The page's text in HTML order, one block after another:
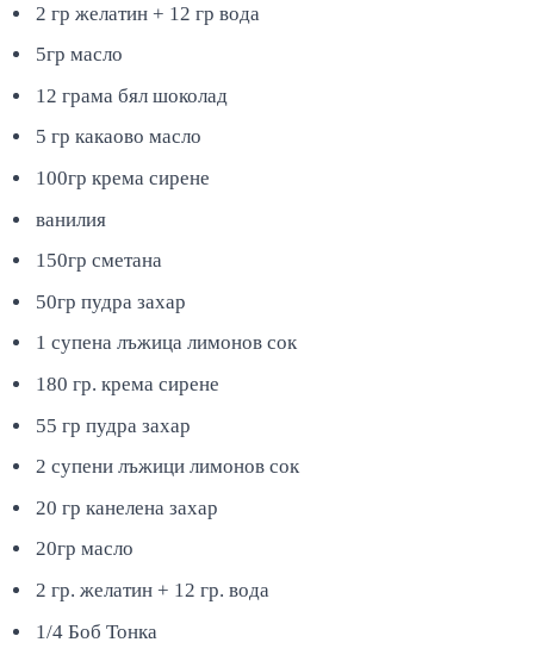
2 гр желатин + 12 гр вода
5гр масло
12 грама бял шоколад
5 гр какаово масло
100гр крема сирене
ванилия
150гр сметана
50гр пудра захар
1 супена лъжица лимонов сок
180 гр. крема сирене
55 гр пудра захар
2 супени лъжици лимонов сок
20 гр канелена захар
20гр масло
2 гр. желатин + 12 гр. вода
1/4 Боб Тонка